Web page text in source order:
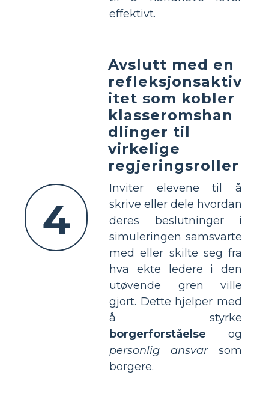
effektivt.
4
Avslutt med en
refleksjonsaktiv
itet som kobler
klasseromshan
dlinger til
virkelige
regjeringsroller
Inviter elevene til å
skrive eller dele hvordan
deres beslutninger i
simuleringen samsvarte
med eller skilte seg fra
hva ekte ledere i den
utøvende gren ville
gjort. Dette hjelper med
å styrke
borgerforståelse og
personlig ansvarsom
borgere.